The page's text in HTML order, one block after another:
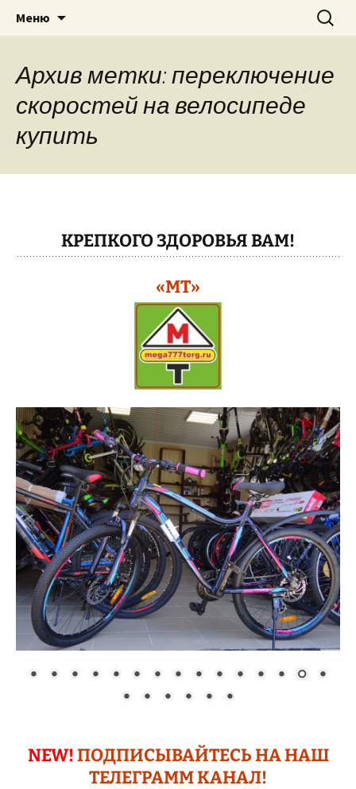
"МЕГА ТОРГ"
Теплицы, велосипеды, электро-
бензоинструмент, бытовая техника
в г. Павлово Нижегородская область,
Муром, Кулебаки, Выкса….
Меню Найти:
Архив метки: переключение
скоростей на велосипеде
купить
КРЕПКОГО ЗДОРОВЬЯ ВАМ!
«МТ»
NEW!ПОДПИСЫВАЙТЕСЬ НА НАШ
ТЕЛЕГРАМM КАНАЛ!